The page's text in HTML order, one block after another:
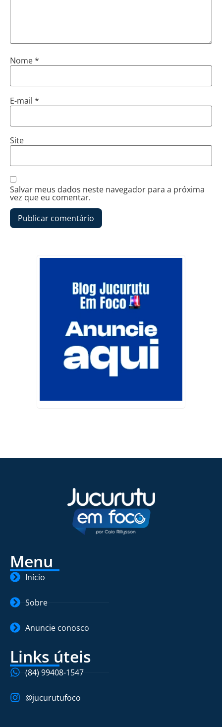
Nome*
E-mail *
Site
Salvar meus dados neste navegador para a próxima
vez que eu comentar.
Menu
Início
Sobre
Anuncie conosco
Links úteis
(84) 99408-1547
@jucurutufoco